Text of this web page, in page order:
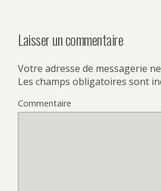
Laisser un commentaire
Votre adresse de messagerie
Les champs obligatoires sont
Commentaire